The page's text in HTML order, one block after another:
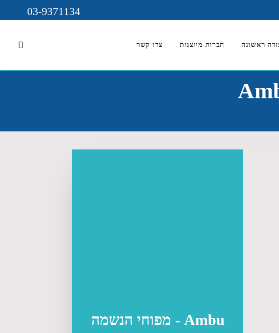
03-9371134
ראשונה חברות מיוצגות צרו קשר
Ambu - מפוחי הנשמה